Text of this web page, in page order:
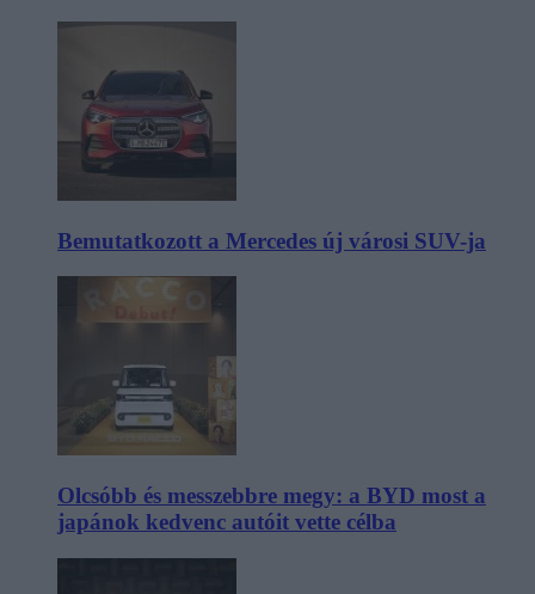
Bemutatkozott a Mercedes új városi SUV-ja
Olcsóbb és messzebbre megy: a BYD most a
japánok kedvenc autóit vette célba